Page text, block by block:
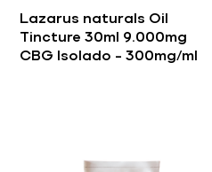
Lazarus naturals Oil
Tincture 30ml 9.000mg
CBG Isolado – 300mg/ml